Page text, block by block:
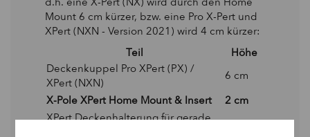
Mount 6 cm kürzer, bzw. eine Pro X-Pert und
XPert (NXN - Version 2021) wird 4 cm kürzer:
Teil
Höhe
Deckenkuppel Pro XPert (PX) /
XPert (NXN)
6 cm
X-Pole XPert Home Mount & Insert
2 cm
XPert Deckenhalterung für gerade
8 cm